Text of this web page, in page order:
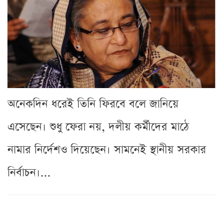
অনেকদিন ধরেই তিনি ফিরবে বলে জানিয়ে
এসেছেন। শুধু ফেরা নয়, দলীয় কর্মীদের মাঠে
নামার নির্দেশও দিয়েছেন। সামনেই স্থানীয় সরকার
নির্বাচন।...